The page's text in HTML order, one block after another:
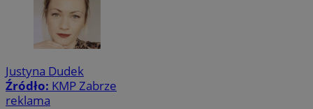
Justyna Dudek
Źródło: KMP Zabrze
reklama